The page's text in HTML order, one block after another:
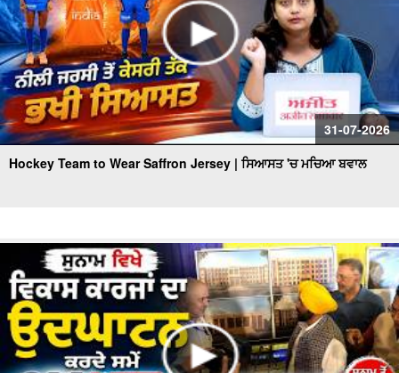
31-07-2026
Hockey Team to Wear Saffron Jersey | ਸਿਆਸਤ 'ਚ ਮਚਿਆ ਬਵਾਲ